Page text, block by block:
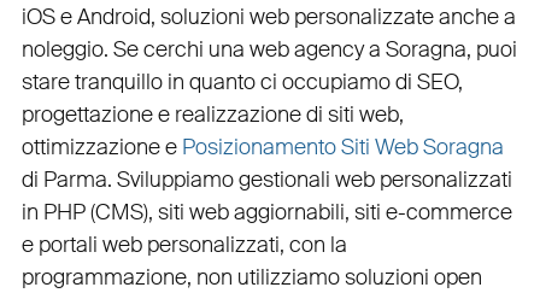
iOS e Android, soluzioni web personalizzateanche a
noleggio. Se cerchi una web agency a Soragna, puoi
stare tranquillo in quanto ci occupiamo di SEO,
progettazione e realizzazione di siti web,
ottimizzazionee Posizionamento Siti Web Soragna
di Parma. Sviluppiamogestionali web personalizzati
in PHP(CMS), siti web aggiornabili, siti e-commerce
e portali web personalizzati, con la
programmazione, non utilizziamo soluzioni open